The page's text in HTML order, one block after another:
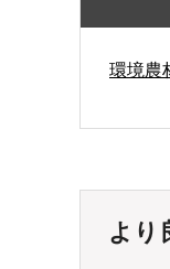
環境農
より